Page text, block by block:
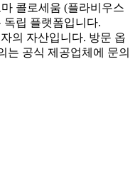
마 콜로세움 (플라비우스
독립 플랫폼입니다.
의 자산입니다. 방문 옵
는 공식 제공업체에 문의